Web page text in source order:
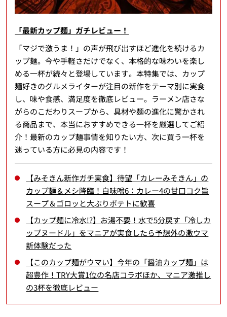
「最新カップ麺」ガチレビュー！
「マジで激うま！」の声が飛び出すほど進化を続けるカ
ップ麺。今や手軽さだけでなく、本格的な味わいを楽し
める一杯が続々と登場しています。本特集では、カップ
麺好きのグルメライターが注目の新作をテーマ別に実食
し、味や食感、満足度を徹底レビュー。ラーメン店さな
がらのこだわりスープから、具材や麺の進化に驚かされ
る商品まで、本当におすすめできる一杯を厳選してご紹
介！最新のカップ麺事情を知りたい方、次に買う一杯を
迷っている方に必見の内容です！
【みそきん新作ガチ実食】待望「カレーみそきん」の
カップ麺＆メシ降臨！白味噌6：カレー4の甘口コク旨
スープ＆ゴロッと大ぶりポテトに歓喜
【カップ麺に冷水!?】お湯不要！水で5分戻す「冷しカ
ップヌードル」をマニアが実食したら予想外の激ウマ
新体験だった
【このカップ麺がウマい】今年の「醤油カップ麺」は
超豊作！TRY大賞1位の名店コラボほか、マニア激推し
の3杯を徹底レビュー